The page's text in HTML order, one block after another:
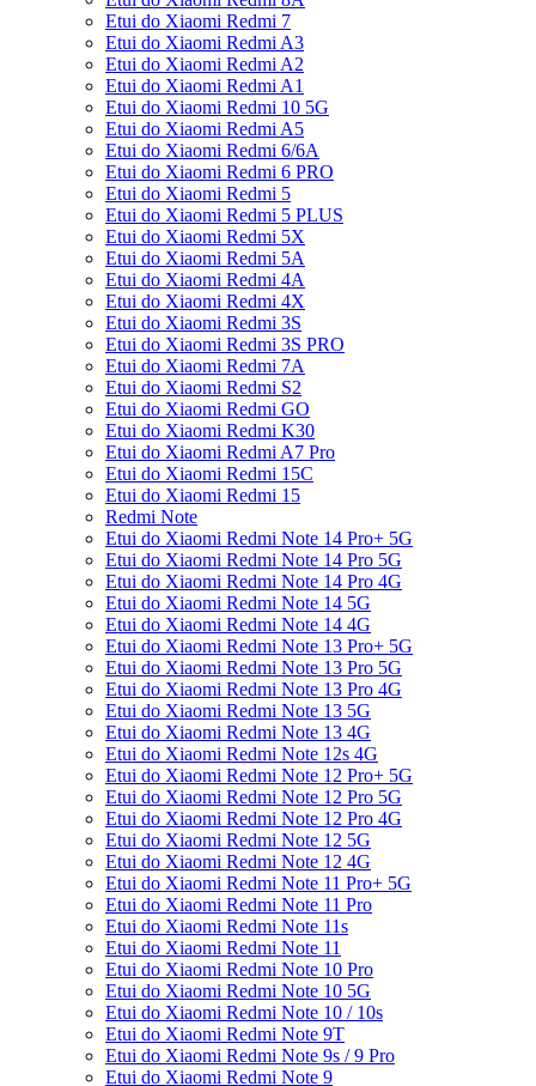
Etui do Xiaomi Redmi 7
Etui do Xiaomi Redmi A3
Etui do Xiaomi Redmi A2
Etui do Xiaomi Redmi A1
Etui do Xiaomi Redmi 10 5G
Etui do Xiaomi Redmi A5
Etui do Xiaomi Redmi 6/6A
Etui do Xiaomi Redmi 6 PRO
Etui do Xiaomi Redmi 5
Etui do Xiaomi Redmi 5 PLUS
Etui do Xiaomi Redmi 5X
Etui do Xiaomi Redmi 5A
Etui do Xiaomi Redmi 4A
Etui do Xiaomi Redmi 4X
Etui do Xiaomi Redmi 3S
Etui do Xiaomi Redmi 3S PRO
Etui do Xiaomi Redmi 7A
Etui do Xiaomi Redmi S2
Etui do Xiaomi Redmi GO
Etui do Xiaomi Redmi K30
Etui do Xiaomi Redmi A7 Pro
Etui do Xiaomi Redmi 15C
Etui do Xiaomi Redmi 15
Redmi Note
Etui do Xiaomi Redmi Note 14 Pro+ 5G
Etui do Xiaomi Redmi Note 14 Pro 5G
Etui do Xiaomi Redmi Note 14 Pro 4G
Etui do Xiaomi Redmi Note 14 5G
Etui do Xiaomi Redmi Note 14 4G
Etui do Xiaomi Redmi Note 13 Pro+ 5G
Etui do Xiaomi Redmi Note 13 Pro 5G
Etui do Xiaomi Redmi Note 13 Pro 4G
Etui do Xiaomi Redmi Note 13 5G
Etui do Xiaomi Redmi Note 13 4G
Etui do Xiaomi Redmi Note 12s 4G
Etui do Xiaomi Redmi Note 12 Pro+ 5G
Etui do Xiaomi Redmi Note 12 Pro 5G
Etui do Xiaomi Redmi Note 12 Pro 4G
Etui do Xiaomi Redmi Note 12 5G
Etui do Xiaomi Redmi Note 12 4G
Etui do Xiaomi Redmi Note 11 Pro+ 5G
Etui do Xiaomi Redmi Note 11 Pro
Etui do Xiaomi Redmi Note 11s
Etui do Xiaomi Redmi Note 11
Etui do Xiaomi Redmi Note 10 Pro
Etui do Xiaomi Redmi Note 10 5G
Etui do Xiaomi Redmi Note 10 / 10s
Etui do Xiaomi Redmi Note 9T
Etui do Xiaomi Redmi Note 9s / 9 Pro
Etui do Xiaomi Redmi Note 9